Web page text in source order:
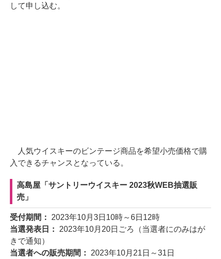
して申し込む。
人気ウイスキーのビンテージ商品を希望小売価格で購
入できるチャンスとなっている。
高島屋「サントリーウイスキー 2023秋WEB抽選販
売」
受付期間： 2023年10月3日10時～6日12時
当選発表日： 2023年10月20日ごろ（当選者にのみはが
きで通知）
当選者への販売期間： 2023年10月21日～31日